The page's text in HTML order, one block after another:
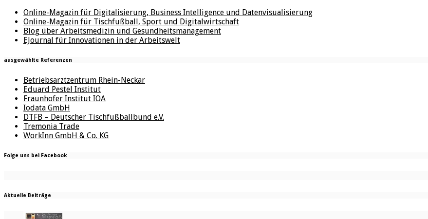
Online-Magazin für Digitalisierung, Business Intelligence und Datenvisualisierung
Online-Magazin für Tischfußball, Sport und Digitalwirtschaft
Blog über Arbeitsmedizin und Gesundheitsmanagement
EJournal für Innovationen in der Arbeitswelt
ausgewählte Referenzen
Betriebsarztzentrum Rhein-Neckar
Eduard Pestel Institut
Fraunhofer Institut IOA
Iodata GmbH
DTFB – Deutscher Tischfußballbund e.V.
Tremonia Trade
WorkInn GmbH & Co. KG
Folge uns bei Facebook
Aktuelle Beiträge